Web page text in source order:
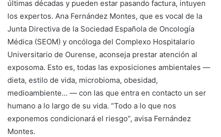
últimas décadas y pueden estar pasando factura, intuyen
los expertos. Ana Fernández Montes, que es vocal de la
Junta Directiva de la Sociedad Española de Oncología
Médica (SEOM) y oncóloga del Complexo Hospitalario
Universitario de Ourense, aconseja prestar atención al
exposoma. Esto es, todas las exposiciones ambientales —
dieta, estilo de vida, microbioma, obesidad,
medioambiente… — con las que entra en contacto un ser
humano a lo largo de su vida. “Todo a lo que nos
exponemos condicionará el riesgo”, avisa Fernández
Montes.